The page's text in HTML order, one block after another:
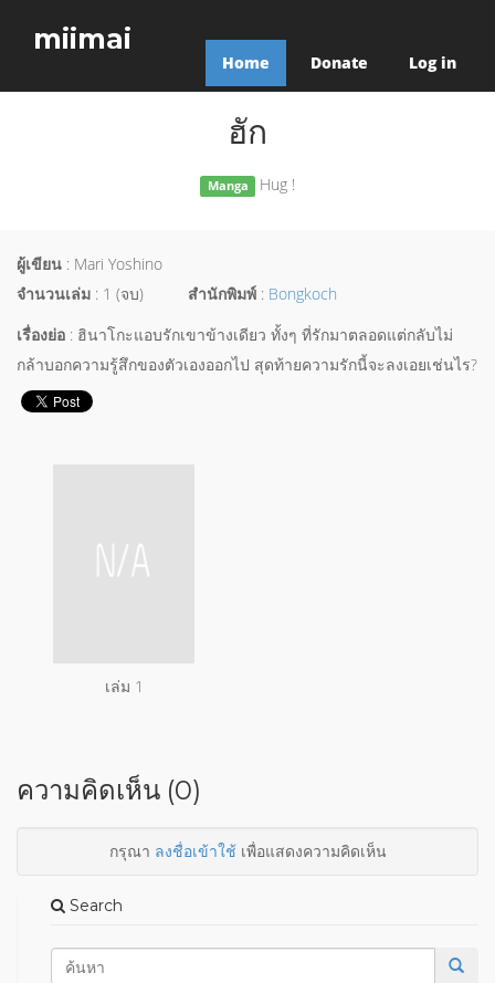
miimai
Home Donate Log in
ฮัก
Manga Hug !
ผู้เขียน : Mari Yoshino
จำนวนเล่ม : 1 (จบ) สำนักพิมพ์ : Bongkoch
เรื่องย่อ : ฮินาโกะแอบรักเขาข้างเดียว ทั้งๆ ที่รักมาตลอดแต่กลับไม่
กล้าบอกความรู้สึกของตัวเองออกไป สุดท้ายความรักนี้จะลงเอยเช่นไร?
เล่ม 1
ความคิดเห็น (0)
กรุณา ลงชื่อเข้าใช้เพื่อแสดงความคิดเห็น
Search